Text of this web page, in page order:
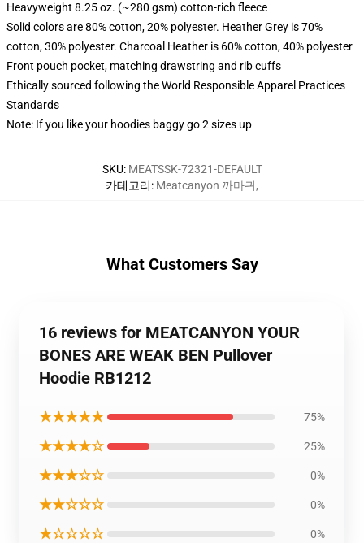
Heavyweight 8.25 oz. (~280 gsm) cotton-rich fleece
Solid colors are 80% cotton, 20% polyester. Heather Grey is 70%
cotton, 30% polyester. Charcoal Heather is 60% cotton, 40% polyester
Front pouch pocket, matching drawstring and rib cuffs
Ethically sourced following the World Responsible Apparel Practices
Standards
Note: If you like your hoodies baggy go 2 sizes up
SKU: MEATSSK-72321-DEFAULT
카테고리: Meatcanyon 까마귀,
What Customers Say
16 reviews for MEATCANYON YOUR
BONES ARE WEAK BEN Pullover
Hoodie RB1212
★★★★★ 75%
★★★★☆ 25%
★★★☆☆ 0%
★★☆☆☆ 0%
★☆☆☆☆ 0%